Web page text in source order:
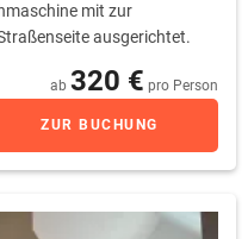
mit zur
ausgerichtet.
ab 320 € pro Person
ZUR BUCHUNG